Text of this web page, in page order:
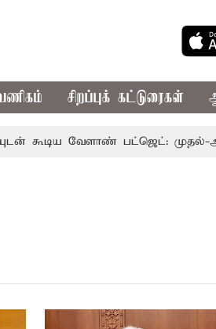
சிறப்புக் கட்டுரைகள்
வேளாண் பட்ஜெட்: முதல்-